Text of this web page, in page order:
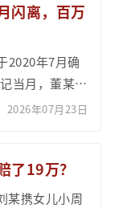
闪离，百万
2020年7月确
当月，董某向
转账26万元
2026年07月23日
了19万？
某携女儿小周